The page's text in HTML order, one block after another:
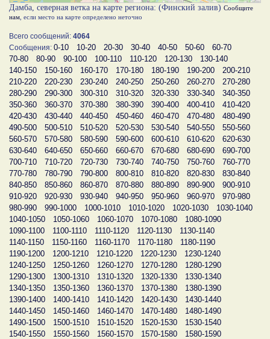
Дамба, северная ветка на карте региона: (Финский залив) Сообщите
нам , если место на карте определено неточно
Всего сообщений: 4064
Сообщения: 0-10 10-20 20-30 30-40 40-50 50-60
60-70
70-80
80-90 90-100 100-110 110-120 120-130
130-140
140-150
150-160 160-170 170-180 180-190 190-200
200-210
210-220
220-230 230-240 240-250 250-260 260-270
270-280
280-290
290-300 300-310 310-320 320-330 330-340
340-350
350-360
360-370 370-380 380-390 390-400 400-410
410-420
420-430
430-440 440-450 450-460 460-470 470-480
480-490
490-500
500-510 510-520 520-530 530-540 540-550
550-560
560-570
570-580 580-590 590-600 600-610 610-620
620-630
630-640
640-650 650-660 660-670 670-680 680-690
690-700
700-710
710-720 720-730 730-740 740-750 750-760
760-770
770-780
780-790 790-800 800-810 810-820 820-830
830-840
840-850
850-860 860-870 870-880 880-890 890-900
900-910
910-920
920-930 930-940 940-950 950-960 960-970
970-980
980-990
990-1000 1000-1010 1010-1020 1020-1030
1030-1040
1040-1050
1050-1060 1060-1070 1070-1080
1080-1090
1090-1100
1100-1110 1110-1120 1120-1130
1130-1140
1140-1150
1150-1160 1160-1170 1170-1180
1180-1190
1190-1200
1200-1210 1210-1220 1220-1230
1230-1240
1240-1250
1250-1260 1260-1270 1270-1280
1280-1290
1290-1300
1300-1310 1310-1320 1320-1330
1330-1340
1340-1350
1350-1360 1360-1370 1370-1380
1380-1390
1390-1400
1400-1410 1410-1420 1420-1430
1430-1440
1440-1450
1450-1460 1460-1470 1470-1480
1480-1490
1490-1500
1500-1510 1510-1520 1520-1530
1530-1540
1540-1550
1550-1560 1560-1570 1570-1580
1580-1590